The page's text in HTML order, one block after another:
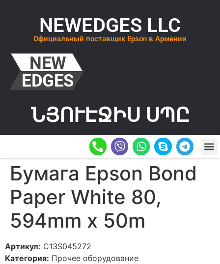
NEWEDGES LLC
Официальный поставщик Epson в Армении
ՆՅՈՒԷՋԻՍ ՍՊԸ
Бумага Epson Bond
Paper White 80,
594mm x 50m
Артикул: C13S045272
Категория: Прочее оборудование